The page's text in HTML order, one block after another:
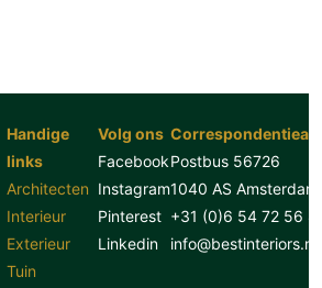
Handige
links
Architecten
Interieur
Exterieur
Tuin
Volg ons
Facebook
Instagram
Pinterest
Linkedin
Postbus 56726
1040 AS Amsterdam
+31 (0)6 54 72 56
info@bestinteriors.nl